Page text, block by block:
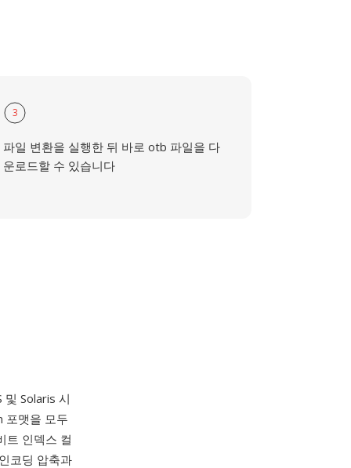
3
파일 변환을 실행한 뒤 바로 otb 파일을 다
운로드할 수 있습니다
및 Solaris 시
포맷을 모두
트 인덱스 컬
코딩 압축과